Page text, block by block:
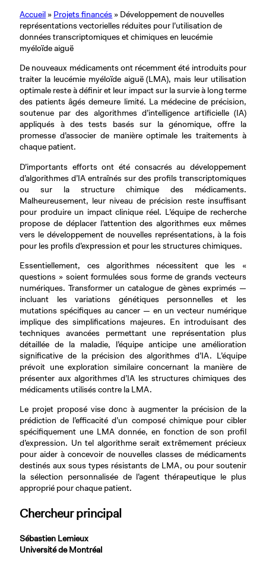
Accueil » Projets financés » Développement de nouvelles
représentations vectorielles réduites pour l’utilisation de
données transcriptomiques et chimiques en leucémie
myéloïde aiguë
De nouveaux médicaments ont récemment été introduits pour
traiter la leucémie myéloïde aiguë (LMA), mais leur utilisation
optimale reste à définir et leur impact sur la survie à long terme
des patients âgés demeure limité. La médecine de précision,
soutenue par des algorithmes d’intelligence artificielle (IA)
appliqués à des tests basés sur la génomique, offre la
promesse d’associer de manière optimale les traitements à
chaque patient.
D’importants efforts ont été consacrés au développement
d’algorithmes d’IA entraînés sur des profils transcriptomiques
ou sur la structure chimique des médicaments.
Malheureusement, leur niveau de précision reste insuffisant
pour produire un impact clinique réel. L’équipe de recherche
propose de déplacer l’attention des algorithmes eux mêmes
vers le développement de nouvelles représentations, à la fois
pour les profils d’expression et pour les structures chimiques.
Essentiellement, ces algorithmes nécessitent que les «
questions » soient formulées sous forme de grands vecteurs
numériques. Transformer un catalogue de gènes exprimés —
incluant les variations génétiques personnelles et les
mutations spécifiques au cancer — en un vecteur numérique
implique des simplifications majeures. En introduisant des
techniques avancées permettant une représentation plus
détaillée de la maladie, l’équipe anticipe une amélioration
significative de la précision des algorithmes d’IA. L’équipe
prévoit une exploration similaire concernant la manière de
présenter aux algorithmes d’IA les structures chimiques des
médicaments utilisés contre la LMA.
Le projet proposé vise donc à augmenter la précision de la
prédiction de l’efficacité d’un composé chimique pour cibler
spécifiquement une LMA donnée, en fonction de son profil
d’expression. Un tel algorithme serait extrêmement précieux
pour aider à concevoir de nouvelles classes de médicaments
destinés aux sous types résistants de LMA, ou pour soutenir
la sélection personnalisée de l’agent thérapeutique le plus
approprié pour chaque patient.
Chercheur principal
Sébastien Lemieux
Université de Montréal